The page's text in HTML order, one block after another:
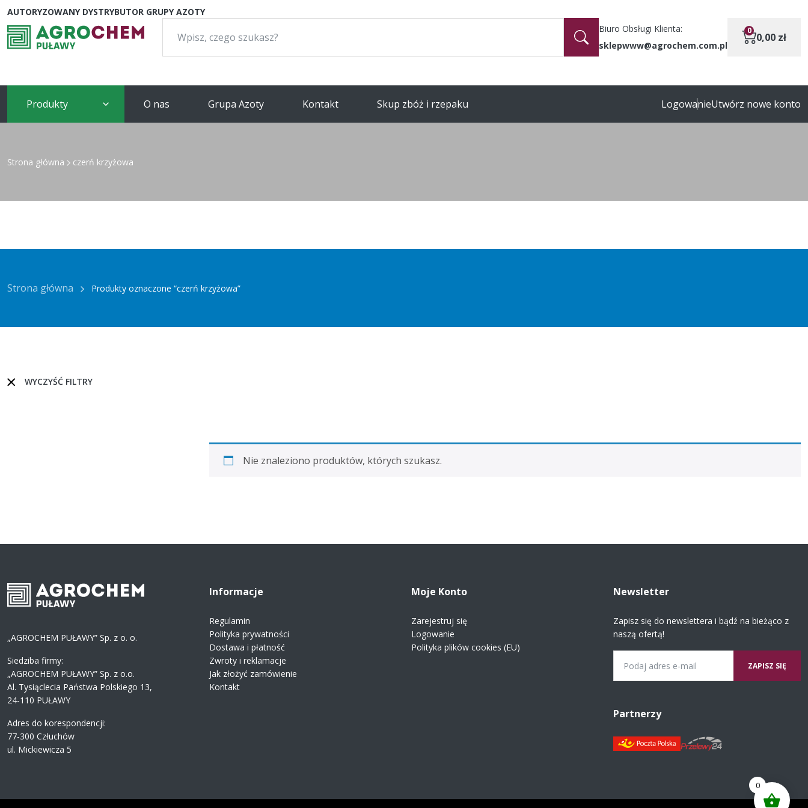
AUTORYZOWANY DYSTRYBUTOR GRUPY AZOTY
Biuro Obsługi Klienta:
sklepwww@agrochem.com.pl
0
0,00 zł
Produkty O nas Grupa Azoty Kontakt Skup zbóż i rzepaku LogowanieUtwórz nowe konto
Strona główna czerń krzyżowa
Strona główna Produkty oznaczone “czerń krzyżowa”
Nie znaleziono produktów, których szukasz.
WYCZYŚĆ FILTRY
„AGROCHEM PUŁAWY” Sp. z o. o.
Siedziba firmy:
„AGROCHEM PUŁAWY” Sp. z o.o.
Al. Tysiąclecia Państwa Polskiego 13,
24-110 PUŁAWY
Adres do korespondencji:
77-300 Człuchów
ul. Mickiewicza 5
Informacje
Regulamin
Polityka prywatności
Dostawa i płatność
Zwroty i reklamacje
Jak złożyć zamówienie
Kontakt
Moje Konto
Zarejestruj się
Logowanie
Polityka plików cookies (EU)
Newsletter
Zapisz się do newslettera i bądź na bieżąco z
naszą ofertą!
Partnerzy
0